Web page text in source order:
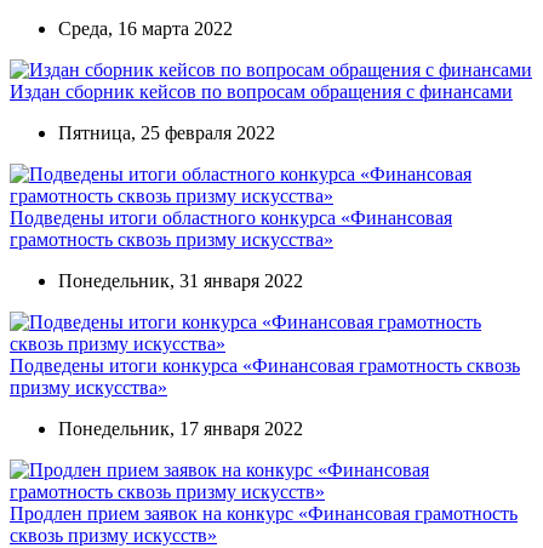
Среда, 16 марта 2022
Издан сборник кейсов по вопросам обращения с финансами
Пятница, 25 февраля 2022
Подведены итоги областного конкурса «Финансовая
грамотность сквозь призму искусства»
Понедельник, 31 января 2022
Подведены итоги конкурса «Финансовая грамотность сквозь
призму искусства»
Понедельник, 17 января 2022
Продлен прием заявок на конкурс «Финансовая грамотность
сквозь призму искусств»